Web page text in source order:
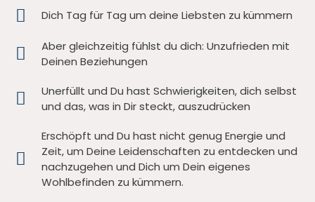
Dich Tag für Tag um deine Liebsten zu kümmern
Aber gleichzeitig fühlst du dich: Unzufrieden mit
Deinen Beziehungen
Unerfüllt und Du hast Schwierigkeiten, dich selbst
und das, was in Dir steckt, auszudrücken
Erschöpft und Du hast nicht genug Energie und
Zeit, um Deine Leidenschaften zu entdecken und
nachzugehen und Dich um Dein eigenes
Wohlbefinden zu kümmern.